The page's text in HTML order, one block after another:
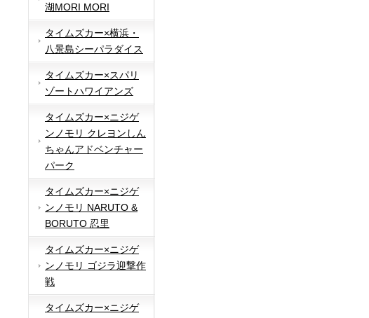
湖MORI MORI
タイムズカー×横浜・
八景島シーパラダイス
タイムズカー×スパリ
ゾートハワイアンズ
タイムズカー×ニジゲ
ンノモリ クレヨンしん
ちゃんアドベンチャー
パーク
タイムズカー×ニジゲ
ンノモリ NARUTO &
BORUTO 忍里
タイムズカー×ニジゲ
ンノモリ ゴジラ迎撃作
戦
タイムズカー×ニジゲ